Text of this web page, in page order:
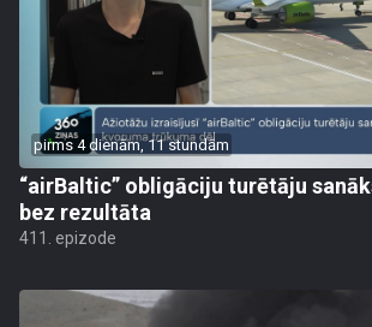
pirms 4 dienām, 11 stundām
“airBaltic” obligāciju turētāju
bez rezultāta
411. epizode